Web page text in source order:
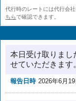
代行時のレートには代行会
ちらで確認できます。
本日受け取りまし
せていただきます
報告日時 2026年6月